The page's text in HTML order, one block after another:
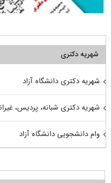
شهریه دکتری
شهریه دکتری دانشگاه آزاد
شهریه دکتری شبانه، پردیس،
وام دانشجویی دانشگاه آزاد